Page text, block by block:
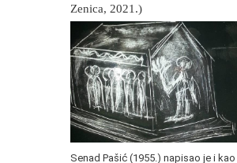
Zenica, 2021.)
Senad Pašić (1955.) napisao je i